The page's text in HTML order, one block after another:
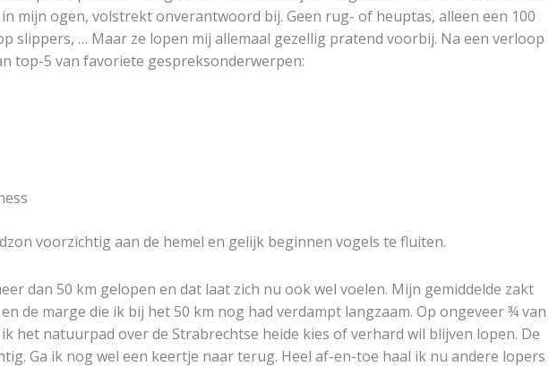
mijn ogen, volstrekt onverantwoord bij. Geen rug- of heuptas, alleen een 100
slippers, … Maar ze lopen mij allemaal gezellig pratend voorbij. Na een verloop
top-5 van favoriete gespreksonderwerpen:
voorzichtig aan de hemel en gelijk beginnen vogels te fluiten.
dan 50 km gelopen en dat laat zich nu ook wel voelen. Mijn gemiddelde zakt
de marge die ik bij het 50 km nog had verdampt langzaam. Op ongeveer ¾ van
het natuurpad over de Strabrechtse heide kies of verhard wil blijven lopen. De
Ga ik nog wel een keertje naar terug. Heel af-en-toe haal ik nu andere lopers